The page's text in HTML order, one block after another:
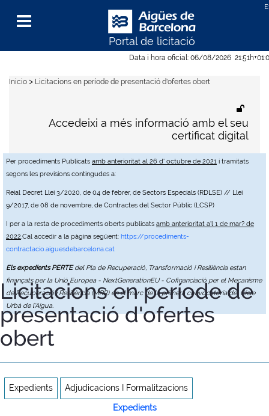
Data i hora oficial: 06/08/2026 21:51h
Per procediments Publicats amb anterioritat al 26 d' octubre de 2021 i tramitats
segons les previsions contingudes a:
Reial Decret Llei 3/2020, de 04 de febrer, de Sectors Especials (RDLSE) // Llei
9/2017, de 08 de novembre, de Contractes del Sector Públic (LCSP)
I per a la resta de procediments oberts publicats amb anterioritat a'l 1 de mar? de
2022,Cal accedir a la pàgina següent: https://procediments-
contractacio.aiguesdebarcelona.cat
Els expedients PERTEdel Pla de Recuperació, Transformació i Resiliència estan
finançats per la Unió Europea - NextGenerationEU - Cofinanciació per el Mecanisme
de Recuperació i Resiliència (MRR) en el marc de la primera convocatòria del Cicle
Urbà de l'Aigua.
Portal de licitació
Menu
Accedeixi a més informació amb el seu
certificat digital
Inicio > Licitacions en període de presentació d'ofertes obert
Licitacions en període de
presentació d'ofertes
obert
Expedients Adjudicacions I Formalitzacions
Expedients